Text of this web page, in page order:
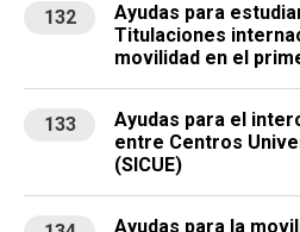
132
Ayudas para
Titulaciones
movilidad en el
133
Ayudas para el
entre Centros
(SICUE)
Ayudas para la